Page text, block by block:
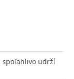
spoľahlivo udrží